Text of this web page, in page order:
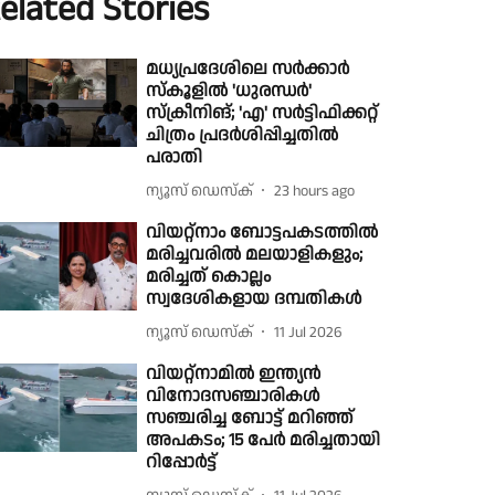
മധ്യപ്രദേശിലെ സർക്കാർ
സ്കൂളിൽ 'ധുരന്ധർ'
സ്ക്രീനിങ്; 'എ' സർട്ടിഫിക്കറ്റ്
ചിത്രം പ്രദർശിപ്പിച്ചതിൽ
പരാതി
ന്യൂസ് ഡെസ്ക് 23 hours ago
വിയറ്റ്നാം ബോട്ടപകടത്തിൽ
മരിച്ചവരിൽ മലയാളികളും;
മരിച്ചത് കൊല്ലം
സ്വദേശികളായ ദമ്പതികൾ
ന്യൂസ് ഡെസ്ക് 11 Jul 2026
വിയറ്റ്നാമിൽ ഇന്ത്യൻ
വിനോദസഞ്ചാരികൾ
സഞ്ചരിച്ച ബോട്ട് മറിഞ്ഞ്
അപകടം; 15 പേര്‍ മരിച്ചതായി
റിപ്പോര്‍ട്ട്